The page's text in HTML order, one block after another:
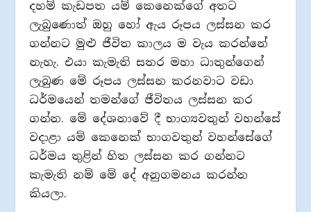
දහම් කැඩපත යම් කෙනෙක්ගේ අතට
ලැබුණොත් ඔහු හෝ ඇය රූපය ලස්සන කර
ගන්නට මුළු ජීවිත කාලය ම වැය කරන්නේ
නැහැ. එයා කැමැති සතර මහා ධාතුන්ගෙන්
ලැබුණ මේ රූපය ලස්සන කරනවාට වඩා
ධර්මයෙන් තමන්ගේ ජීවිතය ලස්සන කර
ගන්න. මේ දේශනාවේ දී භාග්‍යවතුන් වහන්සේ
වදාළා යම් කෙනෙක් භාගවතුන් වහන්සේගේ
ධර්මය තුළින් හිත ලස්සන කර ගන්නට
කැමැති නම් මේ දේ අනුගමනය කරන්න
කියලා.